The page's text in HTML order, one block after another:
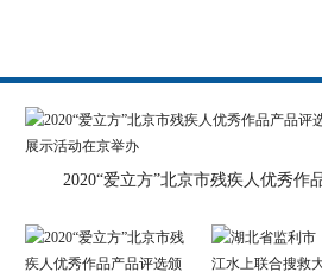
2020“爱立方”北京市残疾人优秀作